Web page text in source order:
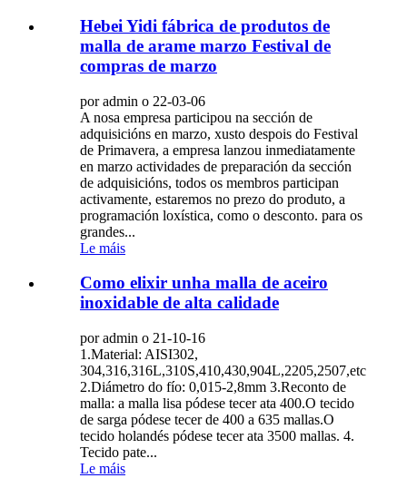
Hebei Yidi fábrica de produtos de
malla de arame marzo Festival de
compras de marzo
por admin o 22-03-06
A nosa empresa participou na sección de
adquisicións en marzo, xusto despois do Festival
de Primavera, a empresa lanzou inmediatamente
en marzo actividades de preparación da sección
de adquisicións, todos os membros participan
activamente, estaremos no prezo do produto, a
programación loxística, como o desconto. para os
grandes...
Le máis
Como elixir unha malla de aceiro
inoxidable de alta calidade
por admin o 21-10-16
1.Material: AISI302,
304,316,316L,310S,410,430,904L,2205,2507,etc
2.Diámetro do fío: 0,015-2,8mm 3.Reconto de
malla: a malla lisa pódese tecer ata 400.O tecido
de sarga pódese tecer de 400 a 635 mallas.O
tecido holandés pódese tecer ata 3500 mallas. 4.
Tecido pate...
Le máis